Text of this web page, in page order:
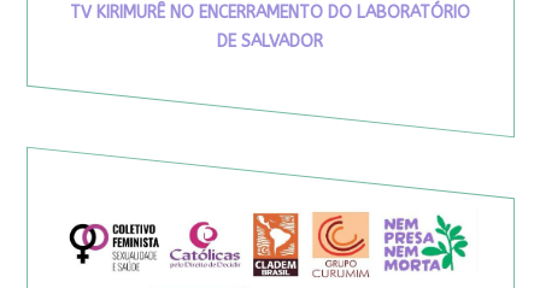
TV KIRIMURÊ NO ENCERRAMENTO DO LABORATÓRIO
DE SALVADOR